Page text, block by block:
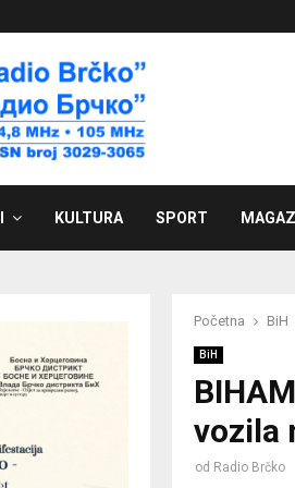
KULTURA SPORT
Početna BiH
BiH
vozila
od Radio Brčko